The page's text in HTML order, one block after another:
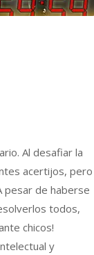
Al desafiar la
acertijos, pero
pesar de haberse
todos,
chicos!
y